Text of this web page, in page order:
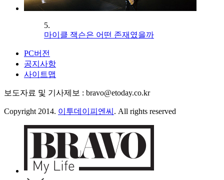
5.
마이클 잭슨은 어떤 존재였을까
PC버전
공지사항
사이트맵
보도자료 및 기사제보 : bravo@etoday.co.kr
Copyright 2014. 이투데이피엔씨 . All rights reserved